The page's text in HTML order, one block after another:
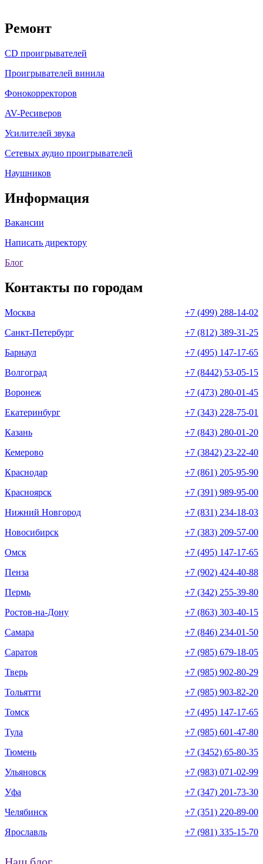
Ремонт
CD проигрывателей
Проигрывателей винила
Фонокорректоров
AV-Ресиверов
Усилителей звука
Сетевых аудио проигрывателей
Наушников
Информация
Вакансии
Написать директору
Блог
Контакты по городам
Москва
+7 (499) 288-14-02
Санкт-Петербург
+7 (812) 389-31-25
Барнаул
+7 (495) 147-17-65
Волгоград
+7 (8442) 53-05-15
Воронеж
+7 (473) 280-01-45
Екатеринбург
+7 (343) 228-75-01
Казань
+7 (843) 280-01-20
Кемерово
+7 (3842) 23-22-40
Краснодар
+7 (861) 205-95-90
Красноярск
+7 (391) 989-95-00
Нижний Новгород
+7 (831) 234-18-03
Новосибирск
+7 (383) 209-57-00
Омск
+7 (495) 147-17-65
Пенза
+7 (902) 424-40-88
Пермь
+7 (342) 255-39-80
Ростов-на-Дону
+7 (863) 303-40-15
Самара
+7 (846) 234-01-50
Саратов
+7 (985) 679-18-05
Тверь
+7 (985) 902-80-29
Тольятти
+7 (985) 903-82-20
Томск
+7 (495) 147-17-65
Тула
+7 (985) 601-47-80
Тюмень
+7 (3452) 65-80-35
Ульяновск
+7 (983) 071-02-99
Уфа
+7 (347) 201-73-30
Челябинск
+7 (351) 220-89-00
Ярославль
+7 (981) 335-15-70